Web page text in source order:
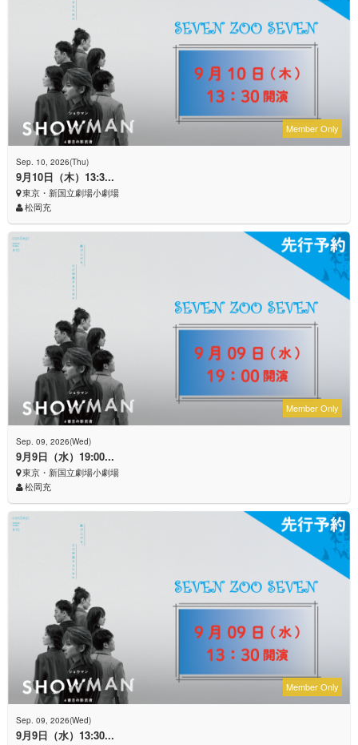
Member Only
Sep. 10, 2026(Thu)
9月10日（木）13:3...
東京・新国立劇場小劇場
松岡充
Member Only
Sep. 09, 2026(Wed)
9月9日（水）19:00...
東京・新国立劇場小劇場
松岡充
Member Only
Sep. 09, 2026(Wed)
9月9日（水）13:30...